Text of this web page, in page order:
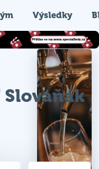
Výsledky